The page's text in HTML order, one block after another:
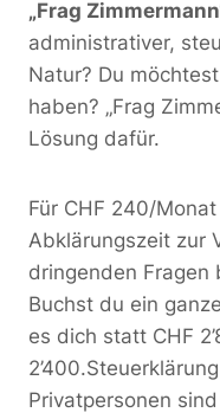
„Frag
administrativer,
Natur? Du
haben? „Frag
Lösung dafür.
Für CHF 240/
Abklärungszeit zur
dringenden
Buchst du ein
es dich statt CHF
Privatpersonen